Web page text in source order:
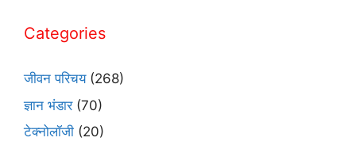
Categories
जीवन परिचय(268)
ज्ञान भंडार(70)
टेक्नोलॉजी (20)